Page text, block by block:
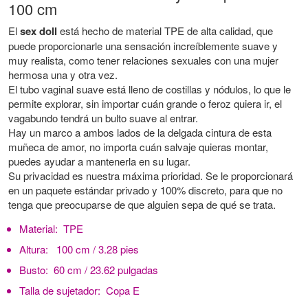
100 cm
Elsex doll está hecho de material TPE de alta calidad, que
puede proporcionarle una sensación increíblemente suave y
muy realista, como tener relaciones sexuales con una mujer
hermosa una y otra vez.
El tubo vaginal suave está lleno de costillas y nódulos, lo que le
permite explorar, sin importar cuán grande o feroz quiera ir, el
vagabundo tendrá un bulto suave al entrar.
Hay un marco a ambos lados de la delgada cintura de esta
muñeca de amor, no importa cuán salvaje quieras montar,
puedes ayudar a mantenerla en su lugar.
Su privacidad es nuestra máxima prioridad. Se le proporcionará
en un paquete estándar privado y 100% discreto, para que no
tenga que preocuparse de que alguien sepa de qué se trata.
Material: TPE
Altura:
100 cm / 3.28 pies
Busto: 60 cm / 23.62 pulgadas
Talla de sujetador: Copa E